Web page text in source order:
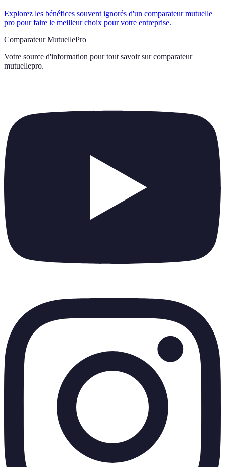
Explorez les bénéfices souvent ignorés d'un comparateur mutuelle
pro pour faire le meilleur choix pour votre entreprise.
Comparateur MutuellePro
Votre source d'information pour tout savoir sur comparateur
mutuellepro.